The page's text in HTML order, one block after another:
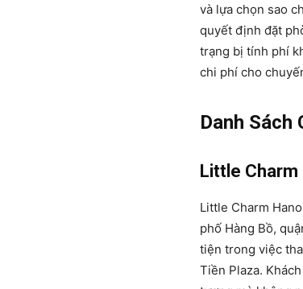
và lựa chọn sao
quyết định đặt
trạng bị tính phí
chi phí cho
Danh Sách
Little Charm
Little Charm
phố Hàng Bồ,
tiện trong việc
Tiền Plaza.